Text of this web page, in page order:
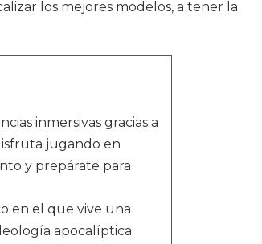
los mejores modelos, a tener la
inmersivas gracias a
jugando en
y prepárate para
en el que vive una
apocalíptica